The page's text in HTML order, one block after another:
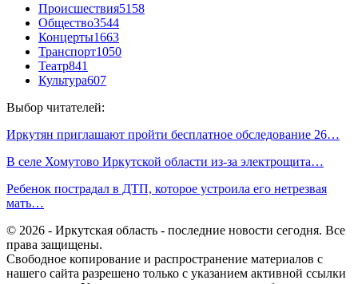
Происшествия5158
Общество3544
Концерты1663
Транспорт1050
Театр841
Культура607
Выбор читателей:
Иркутян приглашают пройти бесплатное обследование 26…
В селе Хомутово Иркутской области из-за электрощита…
Ребенок пострадал в ДТП, которое устроила его нетрезвая
мать…
© 2026 - Иркутская область - последние новости сегодня. Все
права защищены.
Свободное копирование и распространение материалов с
нашего сайта разрешено только с указанием активной ссылки